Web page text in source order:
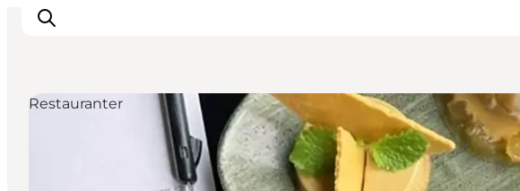
Oplevelser og aktiviteter
Planlæg din tur
Restauranter